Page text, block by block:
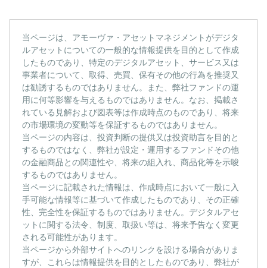
当ページは、アモーヴァ・アセットマネジメントがデジタ
ルアセットについての一般的な情報提供を目的として作成
したものであり、特定のデジタルアセット、サービス又は
事業者について、取得、売買、保有その他の行為を推奨又
は勧誘するものではありません。また、弊社ファンドの運
用に何等影響を与えるものではありません。なお、掲載さ
れている見解および図表等は作成時点のものであり、将来
の市場環境の変動等を保証するものではありません。
当ページの内容は、投資判断の提供又は投資助言を目的と
するものではなく、弊社が設定・運用するファンドその他
の金融商品との関連性や、将来の組入れ、商品化等を示唆
するものではありません。
当ページに記載された情報は、作成時点において一般に入
手可能な情報等に基づいて作成したものであり、その正確
性、完全性を保証するものではありません。デジタルアセ
ットに関する法令、制度、取扱い等は、将来予告なく変更
される可能性があります。
当ページから外部サイトへのリンクを設ける場合がありま
すが、これらは情報提供を目的としたものであり、弊社が